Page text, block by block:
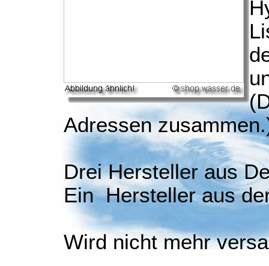
Adressen
Drei Hersteller aus
Ein Hersteller aus
Wird nicht mehr